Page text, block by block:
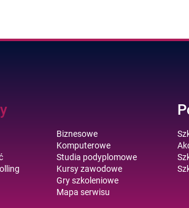
Biznesowe
Komputerowe
Studia podyplomowe
Kursy zawodowe
Gry szkoleniowe
Mapa serwisu